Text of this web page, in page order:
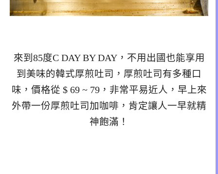
來到85度C DAY BY DAY，不用出國也能享用
到美味的韓式厚煎吐司，厚煎吐司有多種口
味，價格從 $ 69 ~ 79，非常平易近人，早上來
外帶一份厚煎吐司加咖啡，肯定讓人一早就精
神飽滿！